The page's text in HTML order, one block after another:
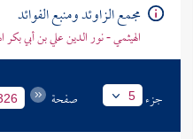
مجمع الزاوئد ومنبع الفوائد
الهيثمي - نور الدين علي بن أبي بكر
جزء 5 صفحة